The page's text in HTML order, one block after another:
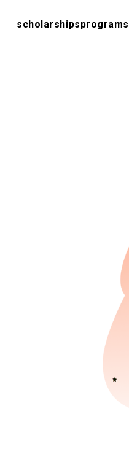
scholarshipsprograms